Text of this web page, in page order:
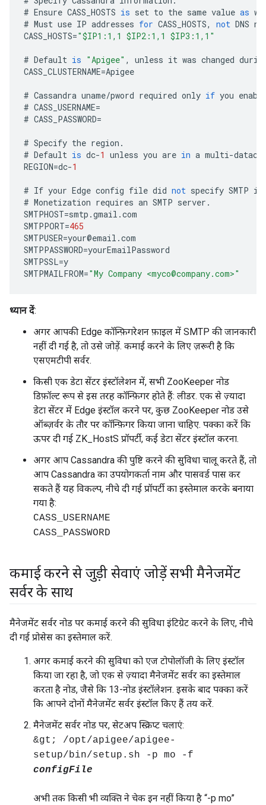
# Ensure CASS_HOSTS is set to the same value as
# Must use IP addresses for CASS_HOSTS, not DNS
CASS_HOSTS="$IP1:1,1 $IP2:1,1 $IP3:1,1"
# Default is "Apigee" , unless it was changed
CASS_CLUSTERNAME=Apigee
# Cassandra uname/pword required only if you
# CASS_USERNAME=
# CASS_PASSWORD=
# Specify the region .
# Default is dc-1 unless you are in a multi-
REGION=dc-1
# If your Edge config file did not specify SMTP
# Monetization requires an SMTP server .
SMTPHOST=smtp .gmail .com
SMTPPORT=465
SMTPUSER=your@email .com
SMTPPASSWORD=yourEmailPassword
SMTPSSL=y
SMTPMAILFROM="My Company <myco@company.com>"
ध्यान दें:
अगर आपकी Edge कॉन्फ़िगरेशन फ़ाइल में SMTP की जानकारी
नहीं दी गई है, तो उसे जोड़ें. कमाई करने के लिए ज़रूरी है कि
एसएमटीपी सर्वर.
किसी एक डेटा सेंटर इंस्टॉलेशन में, सभी ZooKeeper नोड
डिफ़ॉल्ट रूप से इस तरह कॉन्फ़िगर होते हैं: लीडर. एक से ज़्यादा
डेटा सेंटर में Edge इंस्टॉल करने पर, कुछ ZooKeeper नोड उसे
ऑब्ज़र्वर के तौर पर कॉन्फ़िगर किया जाना चाहिए. पक्का करें कि
ऊपर दी गई ZK_HostS प्रॉपर्टी, कई डेटा सेंटर इंस्टॉल करना.
अगर आप Cassandra की पुष्टि करने की सुविधा चालू करते हैं, तो
आप Cassandra का उपयोगकर्ता नाम और पासवर्ड पास कर
सकते हैं यह विकल्प, नीचे दी गई प्रॉपर्टी का इस्तेमाल करके बनाया
गया है:
CASS_USERNAME
CASS_PASSWORD
कमाई करने से जुड़ी सेवाएं जोड़ें सभी मैनेजमेंट
सर्वर के साथ
मैनेजमेंट सर्वर नोड पर कमाई करने की सुविधा इंटिग्रेट करने के लिए, नीचे
दी गई प्रोसेस का इस्तेमाल करें.
अगर कमाई करने की सुविधा को एज टोपोलॉजी के लिए इंस्टॉल
किया जा रहा है, जो एक से ज़्यादा मैनेजमेंट सर्वर का इस्तेमाल
करता है नोड, जैसे कि 13-नोड इंस्टॉलेशन. इसके बाद पक्का करें
कि आपने दोनों मैनेजमेंट सर्वर इंस्टॉल किए हैं तय करें.
मैनेजमेंट सर्वर नोड पर, सेटअप स्क्रिप्ट चलाएं:
&gt; /opt/apigee/apigee-
setup/bin/setup.sh -p mo -f
configFile
अभी तक किसी भी व्यक्ति ने चेक इन नहीं किया है “-p mo”